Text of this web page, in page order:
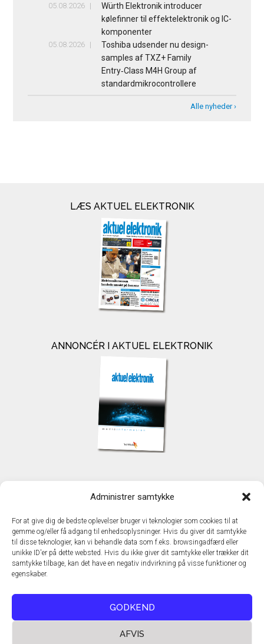
Administrer samtykke
For at give dig de bedste oplevelser bruger vi teknologier som cookies til at
gemme og/eller få adgang til enhedsoplysninger. Hvis du giver dit samtykke
til disse teknologier, kan vi behandle data som f.eks. browsingadfærd eller
unikke ID'er på dette websted. Hvis du ikke giver dit samtykke eller trækker dit
samtykke tilbage, kan det have en negativ indvirkning på visse funktioner og
egenskaber.
GODKEND
AFVIS
05.08.2026
Würth Elektronik introducer
kølefinner til effektelektronik og IC-
komponenter
05.08.2026
Toshiba udsender nu design-
samples af TXZ+ Family
Entry‑Class M4H Group af
standardmikrocontrollere
Alle nyheder ›
LÆS AKTUEL ELEKTRONIK
ANNONCÉR I AKTUEL ELEKTRONIK
TechMedia A/S
DK - 2600 Glostrup
www.techmedia.dk
Telefon: +45 43 24 26 28
E-mail:info@techmedia.dk